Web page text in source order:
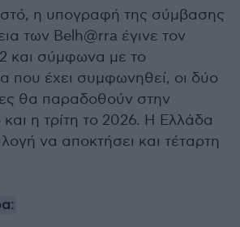
η υπογραφή της σύμβασης
των Belh@rra έγινε τον
και σύμφωνα με το
που έχει συμφωνηθεί, οι δύο
θα παραδοθούν στην
η τρίτη το 2026. Η Ελλάδα
να αποκτήσει και τέταρτη